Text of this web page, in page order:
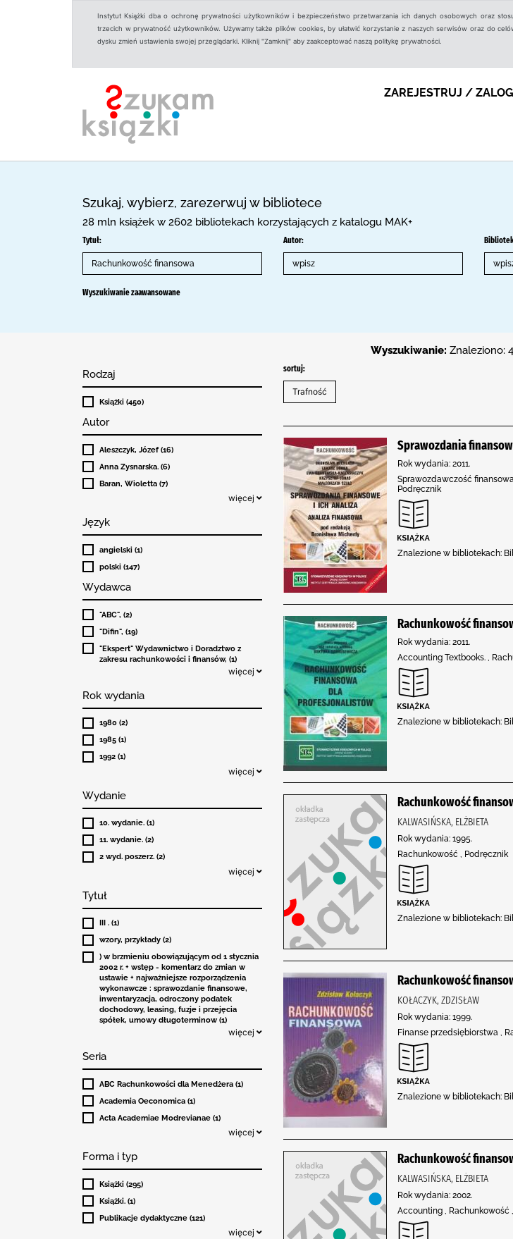
Instytut Książki dba o ochronę prywatności użytkowników i bezpieczeństwo przetwarzania ich danych osobowych oraz
trzecich w prywatność użytkowników. Używamy także plików cookies, by ułatwić korzystanie z naszych serwisów oraz do
dysku zmień ustawienia swojej przeglądarki. Kliknij "Zamknij" aby zaakceptować naszą politykę prywatności.
ZAREJESTRUJ /
Szukaj, wybierz, zarezerwuj w bibliotece
28 mln książek w 2602 bibliotekach korzystających z katalogu MAK+
Tytuł: Autor:
Wyszukiwanie zaawansowane
Wyszukiwanie: Znaleziono:
Rodzaj
Książki (450)
Autor
Aleszczyk, Józef (16)
Anna Zysnarska. (6)
Baran, Wioletta (7)
więcej
Język
angielski (1)
polski (147)
Wydawca
"ABC", (2)
"Difin", (19)
"Ekspert" Wydawnictwo i Doradztwo z
zakresu rachunkowości i finansów, (1)
więcej
Rok wydania
1980 (2)
1985 (1)
1992 (1)
więcej
Wydanie
10. wydanie. (1)
11. wydanie. (2)
2 wyd. poszerz. (2)
więcej
Tytuł
III . (1)
wzory, przykłady (2)
) w brzmieniu obowiązującym od 1 stycznia
2002 r. + wstęp - komentarz do zmian w
ustawie + najważniejsze rozporządzenia
wykonawcze : sprawozdanie finansowe,
inwentaryzacja, odroczony podatek
dochodowy, leasing, fuzje i przejęcia
spółek, umowy długoterminow (1)
więcej
Seria
ABC Rachunkowości dla Menedżera (1)
Academia Oeconomica (1)
Acta Academiae Modrevianae (1)
więcej
Forma i typ
Książki (295)
Książki. (1)
Publikacje dydaktyczne (121)
więcej
sortuj:
Sprawozdania
Rok wydania: 2011.
Sprawozdawczość
Podręcznik
Znalezione w bibliotekach:
Rachunkowość
Rok wydania: 2011.
Accounting Textbooks. ,
Znalezione w bibliotekach:
Rachunkowość
KALWASIŃSKA, ELŻBIETA
Rok wydania: 1995.
Rachunkowość , Podręcznik
Znalezione w bibliotekach:
Rachunkowość
KOŁACZYK, ZDZISŁAW
Rok wydania: 1999.
Finanse przedsiębiorstwa ,
Znalezione w bibliotekach:
Rachunkowość
KALWASIŃSKA, ELŻBIETA
Rok wydania: 2002.
Accounting , Rachunkowość